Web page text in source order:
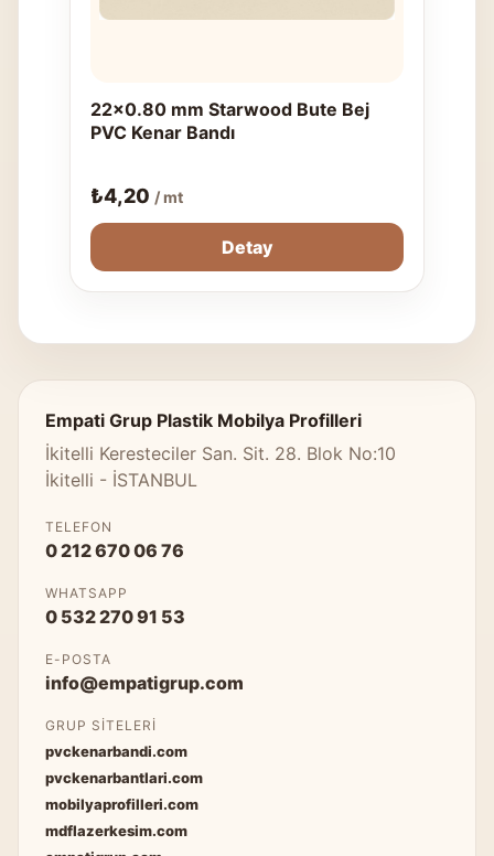
22x0.80 mm Starwood Bute Bej
PVC Kenar Bandı
₺4,20 / mt
Detay
Empati Grup Plastik Mobilya Profilleri
İkitelli Keresteciler San. Sit. 28. Blok No:10
İkitelli - İSTANBUL
TELEFON
0 212 670 06 76
WHATSAPP
0 532 270 91 53
E-POSTA
info@empatigrup.com
GRUP SITELERI
pvckenarbandi.com
pvckenarbantlari.com
mobilyaprofilleri.com
mdflazerkesim.com